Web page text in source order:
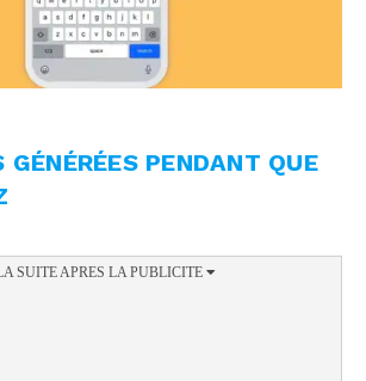
GÉNÉRÉES PENDANT QUE